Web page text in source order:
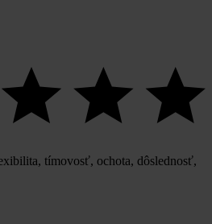
tímovosť, ochota, dôslednosť,